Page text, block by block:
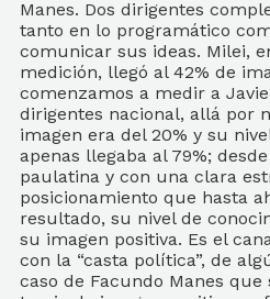
Manes. Dos dirigentes
tanto en lo programático
comunicar sus ideas. Milei,
medición, llegó al 42% de
comenzamos a medir a
dirigentes nacional, allá por
imagen era del 20% y su
apenas llegaba al 79%;
paulatina y con una clara
posicionamiento que hasta
resultado, su nivel de
su imagen positiva. Es el
con la “casta política”, de
caso de Facundo Manes